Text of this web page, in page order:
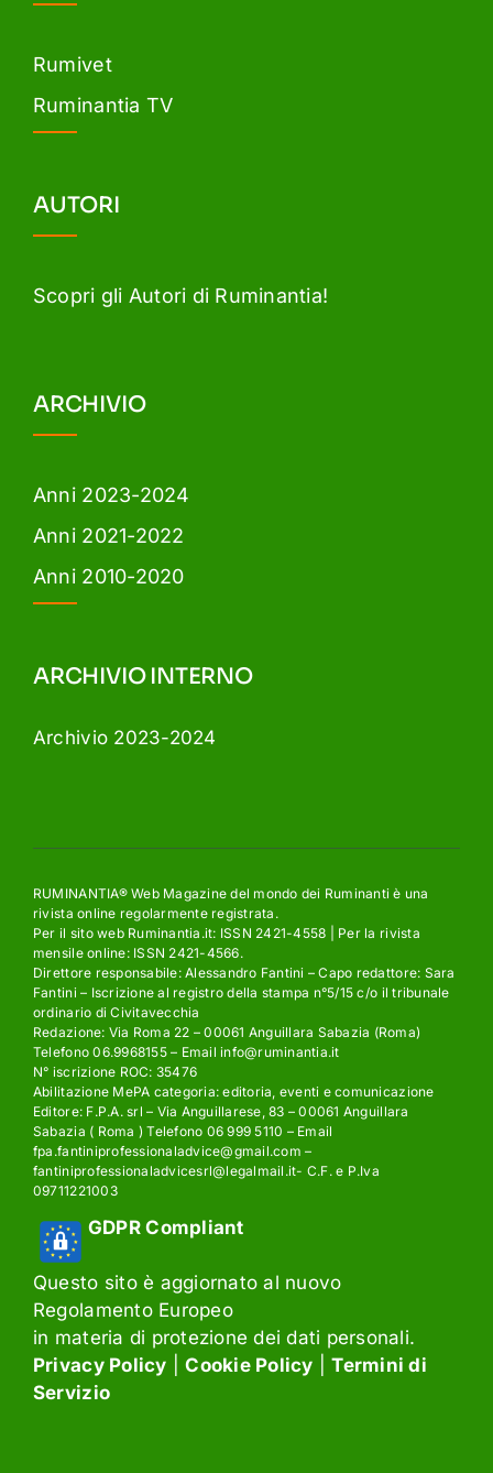
Rumivet
Ruminantia TV
AUTORI
Scopri gli Autori di Ruminantia!
ARCHIVIO
Anni 2023-2024
Anni 2021-2022
Anni 2010-2020
ARCHIVIO INTERNO
Archivio 2023-2024
RUMINANTIA® Web Magazine del mondo dei Ruminanti è una
rivista online regolarmente registrata.
Per il sito web Ruminantia.it: ISSN 2421-4558 | Per la rivista
mensile online: ISSN 2421-4566.
Direttore responsabile: Alessandro Fantini – Capo redattore: Sara
Fantini – Iscrizione al registro della stampa n°5/15 c/o il tribunale
ordinario di Civitavecchia
Redazione: Via Roma 22 – 00061 Anguillara Sabazia (Roma)
Telefono 06.9968155 – Email info@ruminantia.it
N° iscrizione ROC: 35476
Abilitazione MePA categoria: editoria, eventi e comunicazione
Editore: F.P.A. srl – Via Anguillarese, 83 – 00061 Anguillara
Sabazia ( Roma ) Telefono 06 999 5110 – Email
fpa.fantiniprofessionaladvice@gmail.com –
fantiniprofessionaladvicesrl@legalmail.it- C.F. e P.Iva
09711221003
GDPR Compliant
Questo sito è aggiornato al nuovo
Regolamento Europeo
in materia di protezione dei dati personali.
Privacy Policy |Cookie Policy |Termini di
Servizio